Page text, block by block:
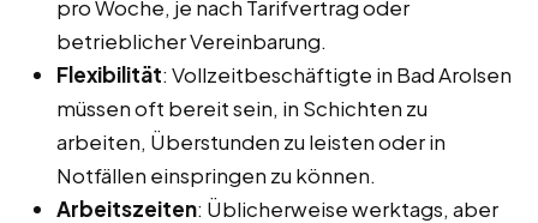
pro Woche, je nach Tarifvertrag oder
betrieblicher Vereinbarung.
Flexibilität: Vollzeitbeschäftigte in Bad Arolsen
müssen oft bereit sein, in Schichten zu
arbeiten, Überstunden zu leisten oder in
Notfällen einspringen zu können.
Arbeitszeiten: Üblicherweise werktags, aber